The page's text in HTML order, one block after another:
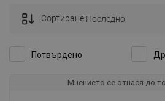
Потвърдено
Сортиране:Последно
Мнението се отнася до